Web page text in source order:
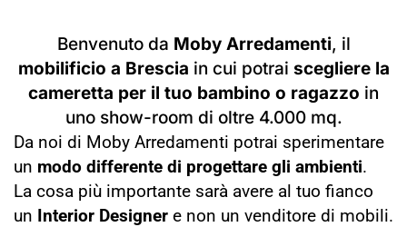
Benvenuto da Moby Arredamenti, il
mobilificio a Brescia in cui potrai scegliere la
cameretta per il tuo bambino o ragazzo in
uno show-room di oltre 4.000 mq.
Da noi di Moby Arredamenti potrai sperimentare
un modo differente di progettare gli ambienti.
La cosa più importante sarà avere al tuo fianco
un Interior Designer e non un venditore di mobili.